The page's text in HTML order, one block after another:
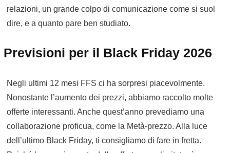
relazioni, un grande colpo di comunicazione come si suol
dire, e a quanto pare ben studiato.
Previsioni per il Black Friday 2026
Negli ultimi 12 mesi FFS ci ha sorpresi piacevolmente.
Nonostante l’aumento dei prezzi, abbiamo raccolto molte
offerte interessanti. Anche quest’anno prevediamo una
collaborazione proficua, come la Metà-prezzo. Alla luce
dell’ultimo Black Friday, ti consigliamo di fare in fretta.